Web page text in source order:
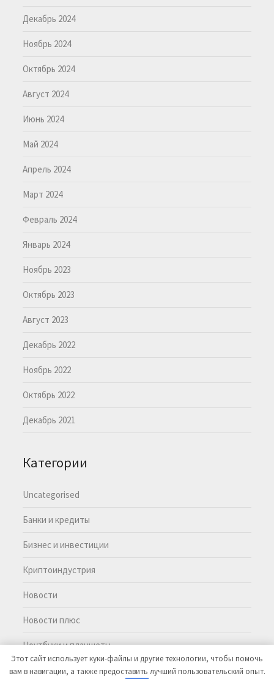
Декабрь 2024
Ноябрь 2024
Октябрь 2024
Август 2024
Июнь 2024
Май 2024
Апрель 2024
Март 2024
Февраль 2024
Январь 2024
Ноябрь 2023
Октябрь 2023
Август 2023
Декабрь 2022
Ноябрь 2022
Октябрь 2022
Декабрь 2021
Категории
Uncategorised
Банки и кредиты
Бизнес и инвестиции
Криптоиндустрия
Новости
Новости плюс
Ноутбуки и планшеты
Этот сайт использует куки-файлы и другие технологии, чтобы помочь
вам в навигации, а также предоставить лучший пользовательский опыт.